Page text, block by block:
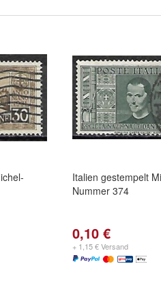
Italien gestempelt
Nummer 374
0,10 €
+ 1,15 € Versand